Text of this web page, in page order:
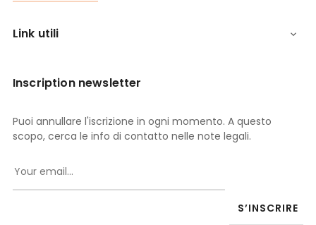
Link utili 
Inscription newsletter
Puoi annullare l'iscrizione in ogni momento. A questo
scopo, cerca le info di contatto nelle note legali.
S’INSCRIRE